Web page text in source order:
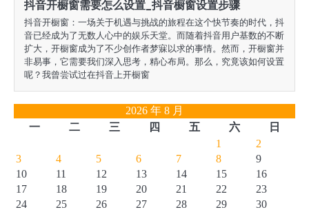
抖音开橱窗需要怎么设置_抖音橱窗设置步骤
抖音开橱窗：一场关于机遇与挑战的旅程在这个快节奏的时代，抖
音已经成为了无数人心中的娱乐天堂。而随着抖音用户基数的不断
扩大，开橱窗成为了不少创作者梦寐以求的事情。然而，开橱窗并
非易事，它需要我们深入思考，精心布局。那么，究竟该如何设置
呢？我曾尝试过在抖音上开橱窗
2026 年 8 月
一
二 三 四 五 六
日
1
2
3
4 5 6 7 8
9
10
11 12 13 14 15
16
17
18 19 20 21 22
23
24
25 26 27 28 29
30